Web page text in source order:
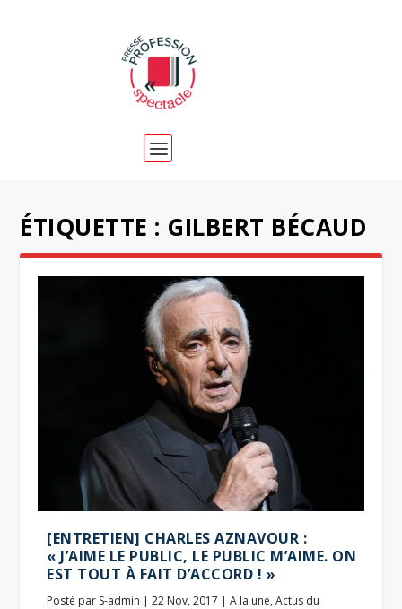
ÉTIQUETTE : GILBERT BÉCAUD
[ENTRETIEN] CHARLES AZNAVOUR :
« J’AIME LE PUBLIC, LE PUBLIC M’AIME. ON
EST TOUT À FAIT D’ACCORD ! »
Posté par S-admin |22 Nov, 2017 |A la une,Actus du